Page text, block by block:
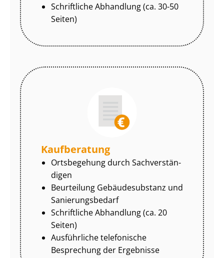
Schriftliche Abhandlung (ca. 30-50
Seiten)
Kaufberatung
Ortsbegehung durch Sach­ver­stän­
di­gen
Beurteilung Gebäudesubstanz und
Sa­nie­rungs­be­darf
Schriftliche Abhandlung (ca. 20
Seiten)
Ausführliche telefonische
Besprechung der Ergebnisse